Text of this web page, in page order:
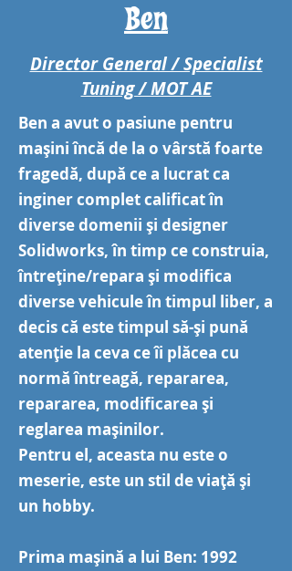
Ben
Director General / Specialist
Tuning / MOT AE
Ben a avut o pasiune pentru
mașini încă de la o vârstă foarte
fragedă, după ce a lucrat ca
inginer complet calificat în
diverse domenii și designer
Solidworks, în timp ce construia,
întreține/repara și modifica
diverse vehicule în timpul liber, a
decis că este timpul să-și pună
atenție la ceva ce îi plăcea cu
normă întreagă, repararea,
repararea, modificarea și
reglarea mașinilor.
Pentru el, aceasta nu este o
meserie, este un stil de viață și
un hobby.
Prima mașină a lui Ben: 1992